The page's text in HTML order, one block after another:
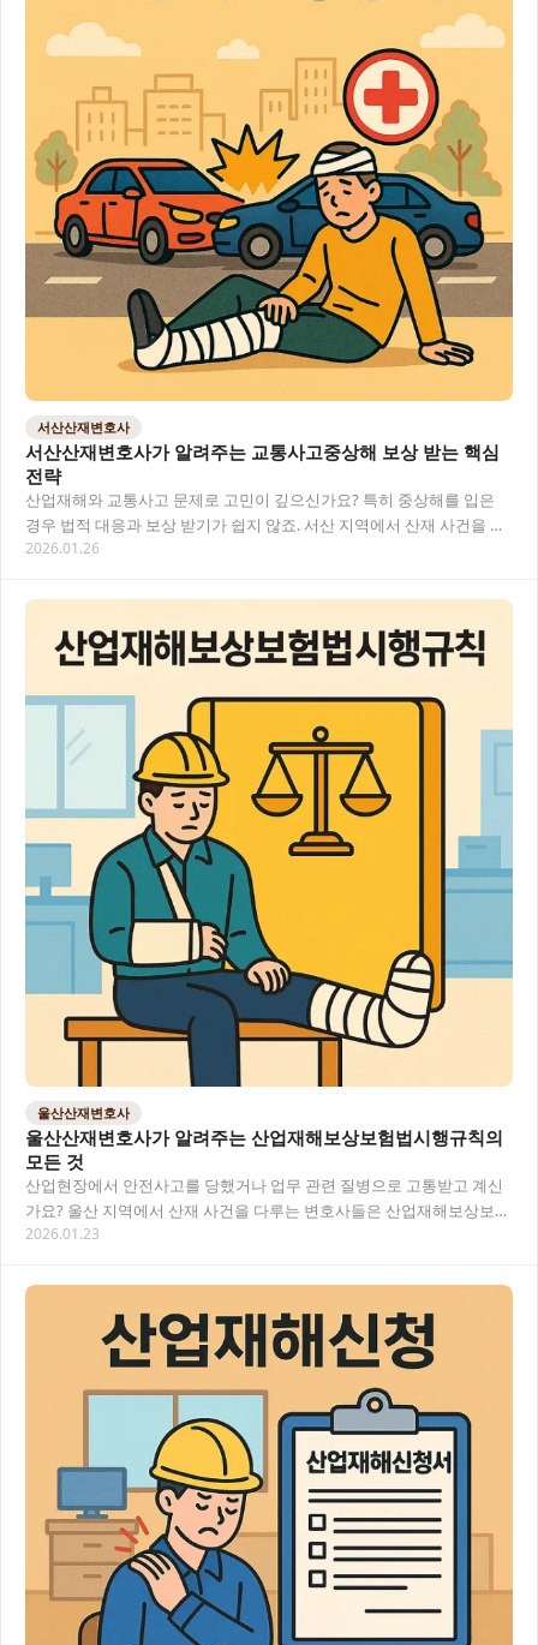
서산산재변호사
서산산재변호사가 알려주는 교통사고중상해 보상 받는 핵심
전략
산업재해와 교통사고 문제로 고민이 깊으신가요? 특히 중상해를 입은
경우 법적 대응과 보상 받기가 쉽지 않죠. 서산 지역에서 산재 사건을 담
당하는 변호사의 전문적인 조언을 통해 교통…
2026.01.26
울산산재변호사
울산산재변호사가 알려주는 산업재해보상보험법시행규칙의
모든 것
산업현장에서 안전사고를 당했거나 업무 관련 질병으로 고통받고 계신
가요? 울산 지역에서 산재 사건을 다루는 변호사들은 산업재해보상보험
법시행규칙의 복잡한 내용을 이해하고 피해자의 권리…
2026.01.23